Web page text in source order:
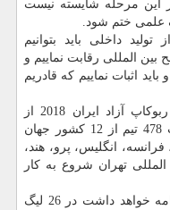
این مرحله شایسته نیست
علمی ختم شود.
داخلی باید بتوانیم
بین المللی رقابت نماییم و
اثبات نماییم كه قادریم
سیزدهمین دوره مسابقات بین المللی ربوكاپ آزاد ایران 2018 از
بامداد امروز، 16 فروردین ماه با رقابت 478 تیم از 12 كشور جهان
فرانسه، انگلیس، پرو، هند،
تهران شروع به كار
این رقابت ها كه تا 18 فروردین ماه ادامه خواهد داشت در 26 لیگ